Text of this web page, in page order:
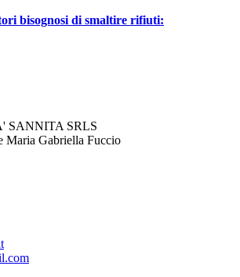
bisognosi di smaltire rifiuti:
SANNITA SRLS
Maria Gabriella Fuccio